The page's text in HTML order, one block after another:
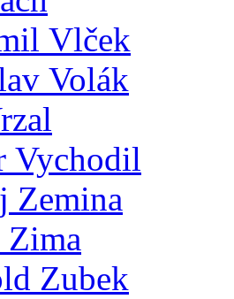
Vlček
Volák
Vychodil
Zemina
Zubek